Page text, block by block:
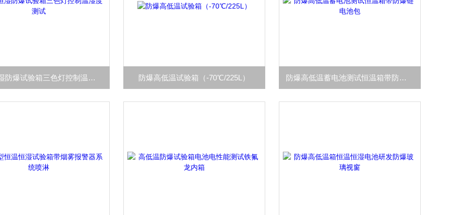
高低恒湿防爆试验箱三色灯控制温湿度测试 防爆高低温试验箱（-70℃/225L） 防爆高低温蓄电池测试恒温箱带防爆链电池包